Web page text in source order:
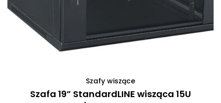
Szafy wiszące
Szafa 19” StandardLINE wisząca 15U